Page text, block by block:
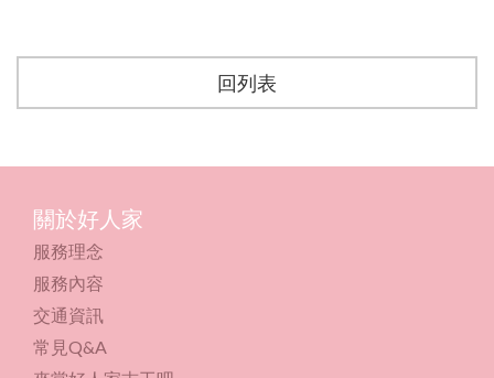
回列表
關於好人家
服務理念
服務內容
交通資訊
常見Q&A